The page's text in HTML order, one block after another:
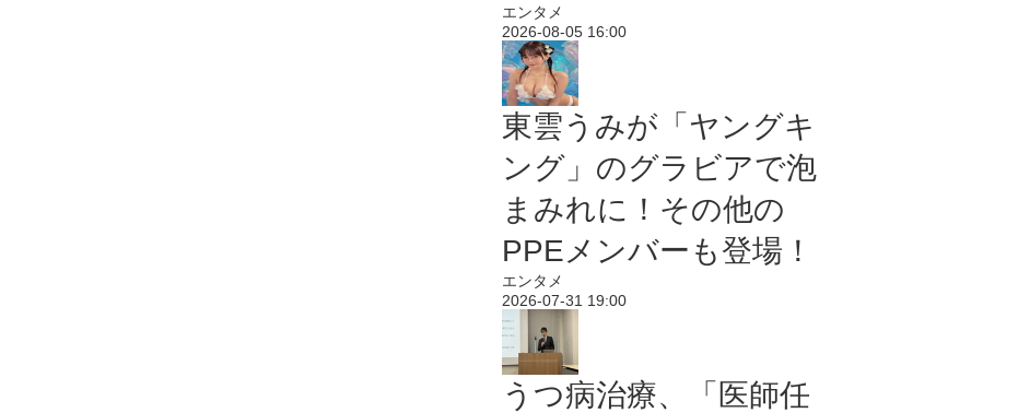
エンタメ
2026-08-05 16:00
東雲うみが「ヤングキ
ング」のグラビアで泡
まみれに！その他の
PPEメンバーも登場！
エンタメ
2026-07-31 19:00
うつ病治療、「医師任